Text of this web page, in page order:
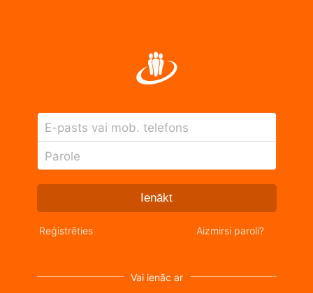
E-pasts vai mob. telefons
Parole
Ienākt
Reģistrēties Aizmirsi paroli?
Vai ienāc ar